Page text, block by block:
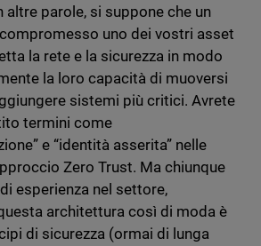
altre parole, si suppone che un
uno dei vostri asset
la rete e la sicurezza in modo
la loro capacità di muoversi
sistemi più critici. Avrete
termini come
e “identità asserita” nelle
Zero Trust. Ma chiunque
esperienza nel settore,
architettura così di moda è
di sicurezza (ormai di lunga